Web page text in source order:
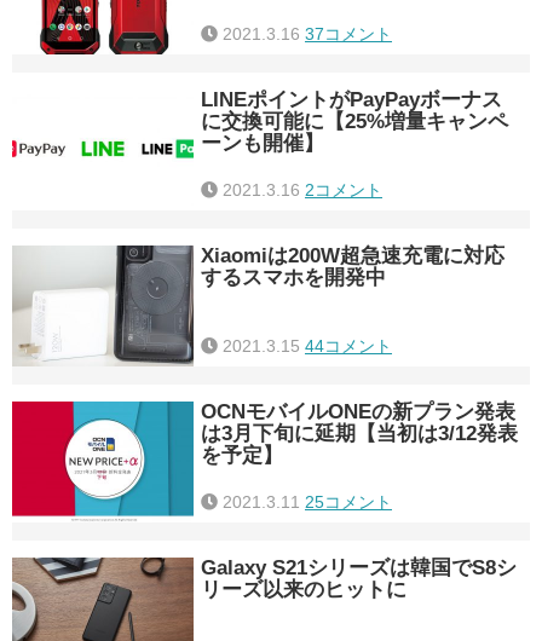
2021.3.16 37コメント
LINEポイントがPayPayボーナス
に交換可能に【25%増量キャンペ
ーンも開催】
2021.3.16 2コメント
Xiaomiは200W超急速充電に対応
するスマホを開発中
2021.3.15 44コメント
OCNモバイルONEの新プラン発表
は3月下旬に延期【当初は3/12発表
を予定】
2021.3.11 25コメント
Galaxy S21シリーズは韓国でS8シ
リーズ以来のヒットに